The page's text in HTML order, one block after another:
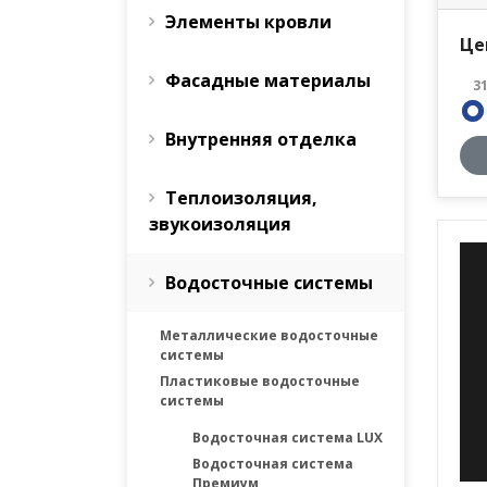
Элементы кровли
Фасадные материалы
Внутренняя отделка
Теплоизоляция,
звукоизоляция
Водосточные системы
Металлические водосточные
системы
Пластиковые водосточные
системы
Водосточная система LUX
Водосточная система
Премиум